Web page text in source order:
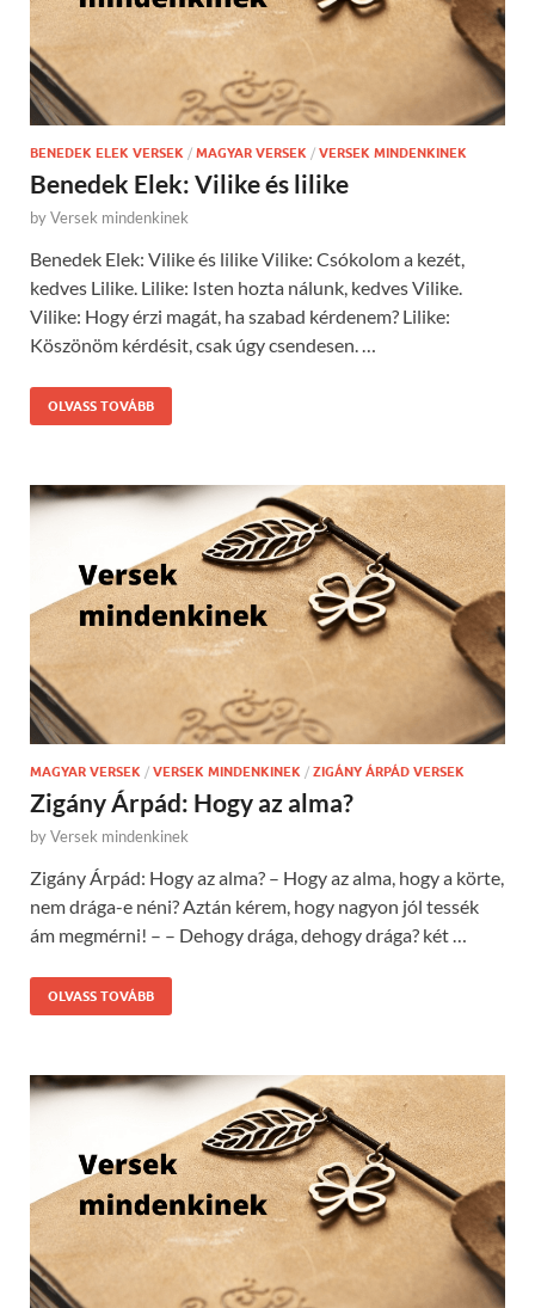
BENEDEK ELEK VERSEK / MAGYAR VERSEK / VERSEK MINDENKINEK
Benedek Elek: Vilike és lilike
byVersek mindenkinek
Benedek Elek: Vilike és lilike Vilike: Csókolom a kezét,
kedves Lilike. Lilike: Isten hozta nálunk, kedves Vilike.
Vilike: Hogy érzi magát, ha szabad kérdenem? Lilike:
Köszönöm kérdésit, csak úgy csendesen. …
OLVASS TOVÁBB
MAGYAR VERSEK / VERSEK MINDENKINEK / ZIGÁNY ÁRPÁD VERSEK
Zigány Árpád: Hogy az alma?
byVersek mindenkinek
Zigány Árpád: Hogy az alma? – Hogy az alma, hogy a körte,
nem drága-e néni? Aztán kérem, hogy nagyon jól tessék
ám megmérni! – – Dehogy drága, dehogy drága? két …
OLVASS TOVÁBB